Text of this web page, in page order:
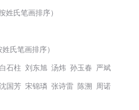
姓氏笔画排序）
姓氏笔画排序）
石柱 刘东旭 汤炜 孙玉春 严斌
国芳 宋锦璘 张诗雷 陈溯 周诺